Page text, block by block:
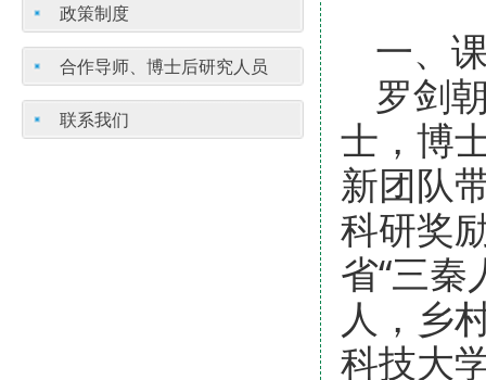
政策制度
合作导师、博士后研究人员
联系我们
一、
罗剑
士，博
新团队
科研奖
省“三
人，乡
科技大